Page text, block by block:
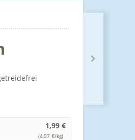
1,99 €
(4,97 €/kg)